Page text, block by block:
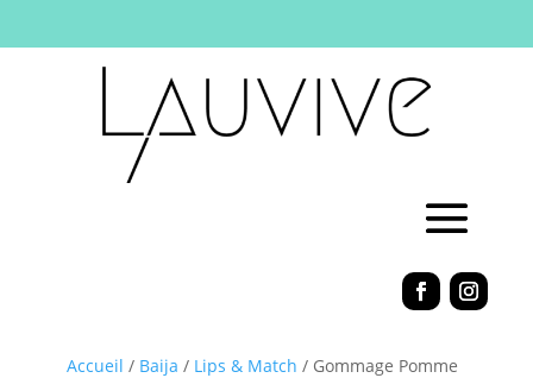
Accueil / Baija / Lips & Match / Gommage Pomme